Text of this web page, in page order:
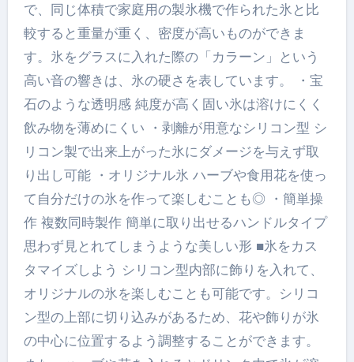
で、同じ体積で家庭用の製氷機で作られた氷と比
較すると重量が重く、密度が高いものができま
す。氷をグラスに入れた際の「カラーン」という
高い音の響きは、氷の硬さを表しています。 ・宝
石のような透明感 純度が高く固い氷は溶けにくく
飲み物を薄めにくい ・剥離が用意なシリコン型 シ
リコン製で出来上がった氷にダメージを与えず取
り出し可能 ・オリジナル氷 ハーブや食用花を使っ
て自分だけの氷を作って楽しむことも◎ ・簡単操
作 複数同時製作 簡単に取り出せるハンドルタイプ
思わず見とれてしまうような美しい形 ■氷をカス
タマイズしよう シリコン型内部に飾りを入れて、
オリジナルの氷を楽しむことも可能です。シリコ
ン型の上部に切り込みがあるため、花や飾りが氷
の中心に位置するよう調整することができます。